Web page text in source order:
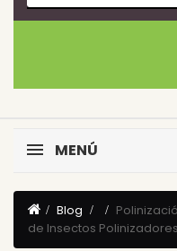
MENÚ
Blog
de Insectos Polinizadores